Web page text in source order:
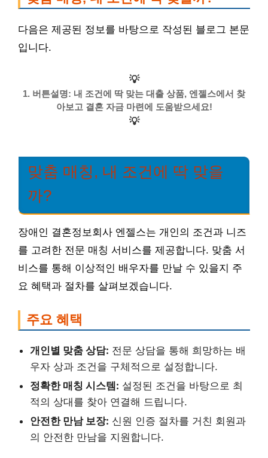
다음은 제공된 정보를 바탕으로 작성된 블로그 본문
입니다.
💡
1. 버튼설명: 내 조건에 딱 맞는 대출 상품, 엔젤스에서 찾
아보고 결혼 자금 마련에 도움받으세요!
💡
맞춤 매칭, 내 조건에 딱 맞을
까?
장애인 결혼정보회사 엔젤스는 개인의 조건과 니즈
를 고려한 전문 매칭 서비스를 제공합니다. 맞춤 서
비스를 통해 이상적인 배우자를 만날 수 있을지 주
요 혜택과 절차를 살펴보겠습니다.
주요 혜택
개인별 맞춤 상담: 전문 상담을 통해 희망하는 배
우자 상과 조건을 구체적으로 설정합니다.
정확한 매칭 시스템: 설정된 조건을 바탕으로 최
적의 상대를 찾아 연결해 드립니다.
안전한 만남 보장: 신원 인증 절차를 거친 회원과
의 안전한 만남을 지원합니다.